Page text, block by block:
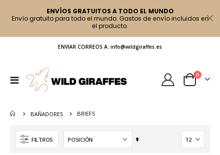
ENVÍOS GRATUITOS A TODO EL MUNDO
Envío gratuito para todo el mundo. Gastos de envío incluidos en
el producto.
ENVIAR CORREOS A: info@wildgiraffes.es
Toggle
Nav
Cart
0artículos
BAÑADORES BRIEFS
FILTROS
Fijar